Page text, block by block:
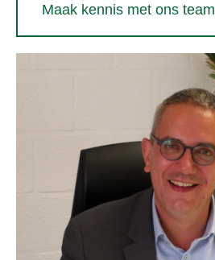
Maak kennis met ons team